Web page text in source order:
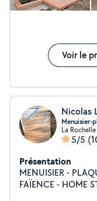
Voir le
Nicolas
Menuisier-
La
5/5
Présentation
MENUISIER -
FAÏENCE - HOME